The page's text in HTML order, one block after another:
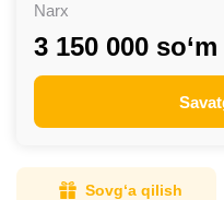
Narx
3 150 000 so‘m
Sovg‘a qilish